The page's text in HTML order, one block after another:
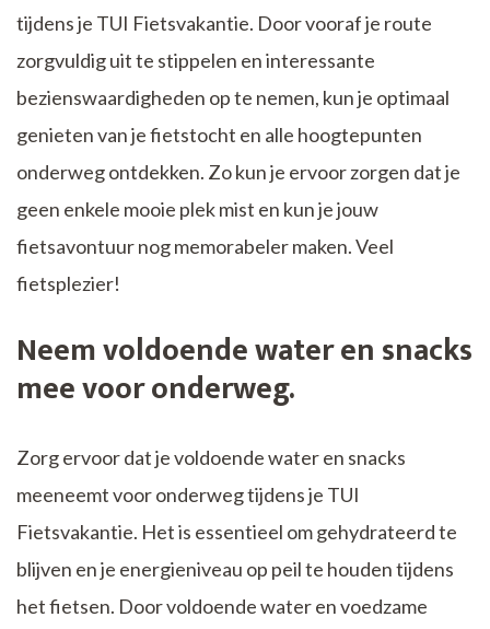
tijdens je TUI Fietsvakantie. Door vooraf je route
zorgvuldig uit te stippelen en interessante
bezienswaardigheden op te nemen, kun je optimaal
genieten van je fietstocht en alle hoogtepunten
onderweg ontdekken. Zo kun je ervoor zorgen dat je
geen enkele mooie plek mist en kun je jouw
fietsavontuur nog memorabeler maken. Veel
fietsplezier!
Neem voldoende water en snacks
mee voor onderweg.
Zorg ervoor dat je voldoende water en snacks
meeneemt voor onderweg tijdens je TUI
Fietsvakantie. Het is essentieel om gehydrateerd te
blijven en je energieniveau op peil te houden tijdens
het fietsen. Door voldoende water en voedzame